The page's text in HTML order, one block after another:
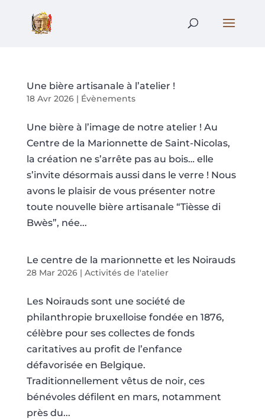
Une bière artisanale à l’atelier !
18 Avr 2026| Évènements
Une bière à l’image de notre atelier ! Au
Centre de la Marionnette de Saint-Nicolas,
la création ne s’arrête pas au bois… elle
s’invite désormais aussi dans le verre ! Nous
avons le plaisir de vous présenter notre
toute nouvelle bière artisanale “Tièsse di
Bwès”, née...
Le centre de la marionnette et les Noirauds
28 Mar 2026| Activités de l'atelier
Les Noirauds sont une société de
philanthropie bruxelloise fondée en 1876,
célèbre pour ses collectes de fonds
caritatives au profit de l’enfance
défavorisée en Belgique.
Traditionnellement vêtus de noir, ces
bénévoles défilent en mars, notamment
près du...